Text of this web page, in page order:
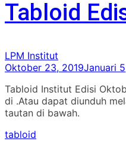
Tabloid
LPM Institut
Oktober 23, 2019Januari
Tabloid Institut Edisi
di .Atau dapat diunduh
tautan di bawah.
tabloid